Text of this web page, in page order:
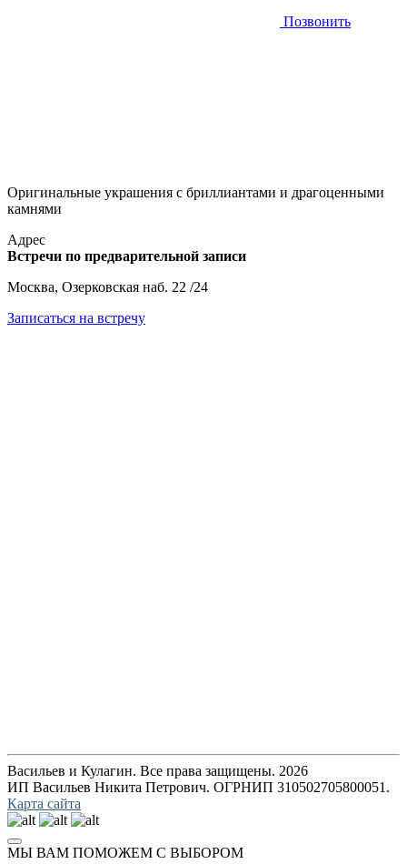
Позвонить
Оригинальные украшения с бриллиантами и драгоценными
камнями
Адрес
Встречи по предварительной записи
Москва, Озерковская наб. 22 /24
Записаться на встречу
Васильев и Кулагин. Все права защищены. 2026
ИП Васильев Никита Петрович. ОГРНИП 310502705800051.
Карта сайта
МЫ ВАМ ПОМОЖЕМ С ВЫБОРОМ